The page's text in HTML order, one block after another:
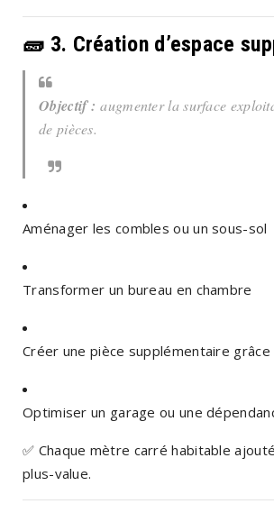
🧱 3. Création d’espace
Objectif : augmenter la surface
de pièces.
Aménager les combles ou un sous-sol
Transformer un bureau en chambre
Créer une pièce supplémentaire grâce
Optimiser un garage ou une
✅ Chaque mètre carré habitable
plus-value.